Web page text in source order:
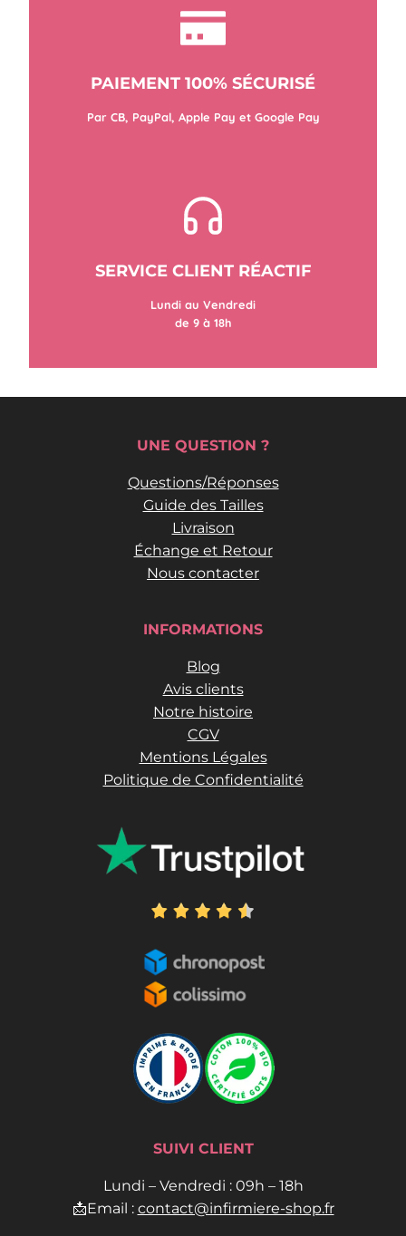
PAIEMENT 100% SÉCURISÉ
Par CB, PayPal, Apple Pay et Google Pay
SERVICE CLIENT RÉACTIF
Lundi au Vendredi
de 9 à 18h
UNE QUESTION ?
Questions/Réponses
Guide des Tailles
Livraison
Échange et Retour
Nous contacter
INFORMATIONS
Blog
Avis clients
Notre histoire
CGV
Mentions Légales
Politique de Confidentialité
SUIVI CLIENT
Lundi – Vendredi : 09h – 18h
📩Email : contact@infirmiere-shop.fr